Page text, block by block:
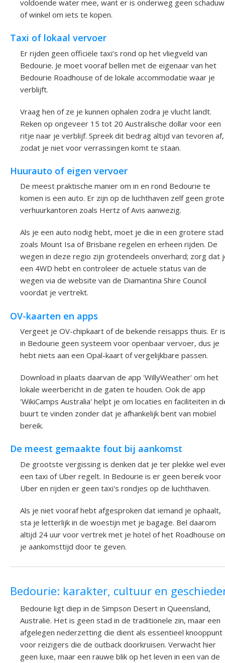
voldoende water mee, want er is onderweg geen schaduw
of winkel om iets te kopen.
Taxi of lokaal vervoer
Er rijden geen officiële taxi’s rond op het vliegveld van
Bedourie. Je moet vooraf bellen met de eigenaar van het
Bedourie Roadhouse of de lokale accommodatie waar je
verblijft.
Vraag hen of ze je kunnen ophalen zodra je vlucht landt.
Reken op ongeveer 15 tot 20 Australische dollar voor een
ritje naar je verblijf. Spreek dit bedrag altijd van tevoren af,
zodat je niet voor verrassingen komt te staan.
Huurauto of eigen vervoer
De meest praktische manier om in en rond Bedourie te
komen is een auto. Er zijn op de luchthaven zelf geen grote
verhuurkantoren zoals Hertz of Avis aanwezig.
Als je een auto nodig hebt, moet je die in een grotere stad
zoals Mount Isa of Brisbane regelen en erheen rijden. De
wegen in deze regio zijn grotendeels onverhard; zorg dat
een 4WD hebt en controleer de actuele status van de
wegen via de website van de Diamantina Shire Council
voordat je vertrekt.
OV-kaarten en apps
Vergeet je OV-chipkaart of de bekende reisapps thuis. Er is
in Bedourie geen systeem voor openbaar vervoer, dus je
hebt niets aan een Opal-kaart of vergelijkbare passen.
Download in plaats daarvan de app 'WillyWeather' om het
lokale weerbericht in de gaten te houden. Ook de app
'WikiCamps Australia' helpt je om locaties en faciliteiten in
buurt te vinden zonder dat je afhankelijk bent van mobiel
bereik.
De meest gemaakte fout bij aankomst
De grootste vergissing is denken dat je ter plekke wel
een taxi of Uber regelt. In Bedourie is er geen bereik voor
Uber en rijden er geen taxi's rondjes op de luchthaven.
Als je niet vooraf hebt afgesproken dat iemand je ophaalt,
sta je letterlijk in de woestijn met je bagage. Bel daarom
altijd 24 uur voor vertrek met je hotel of het Roadhouse
je aankomsttijd door te geven.
Bedourie: karakter, cultuur en
Bedourie ligt diep in de Simpson Desert in Queensland,
Australië. Het is geen stad in de traditionele zin, maar een
afgelegen nederzetting die dient als essentieel knooppunt
voor reizigers die de outback doorkruisen. Verwacht hier
geen luxe, maar een rauwe blik op het leven in een van de